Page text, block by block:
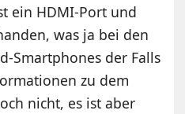
ein HDMI-Port und
was ja bei den
Smartphones der Falls
zu dem
nicht, es ist aber